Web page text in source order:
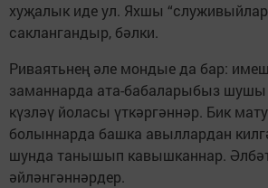
хуҗалык иде ул. Яхшы
саклангандыр, бәлки.
Риваятьнең әле мондые да бар:
заманнарда ата-бабаларыбыз
күзләү йоласы үткәргәннәр. Бик
болыннарда башка авыллардан
шунда танышып кавышканнар.
әйләнгәннәрдер.